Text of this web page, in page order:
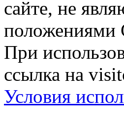
сайте, не
положениями
При
ссылка на
Условия